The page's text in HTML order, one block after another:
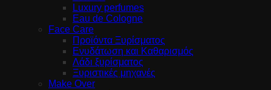
Luxury perfumes
Eau de Cologne
Face Care
Προϊόντα Ξυρίσματος
Ενυδάτωση και Καθαρισμός
Λάδι ξυρίσματος
Ξυριστικές μηχανές
Make Over